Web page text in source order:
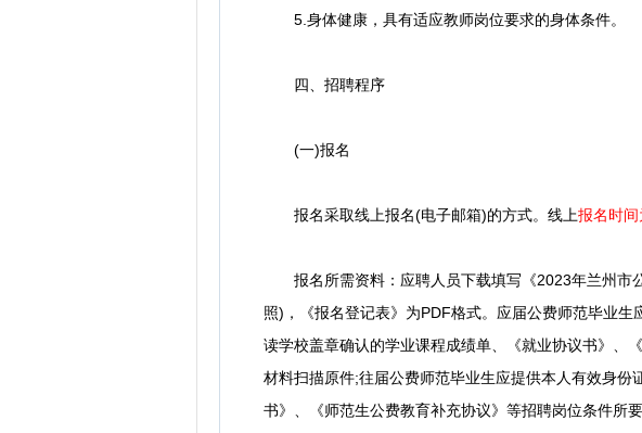
5.身体健康，具有适应教师岗位要求的身体条件。
四、招聘程序
(一)报名
报名采取线上报名(电子邮箱)的方式。线上报名时
报名所需资料：应聘人员下载填写《2023年兰州市
照)，《报名登记表》为PDF格式。应届公费师范毕业
读学校盖章确认的学业课程成绩单、《就业协议书》、
材料扫描原件;往届公费师范毕业生应提供本人有效身
书》、《师范生公费教育补充协议》等招聘岗位条件所